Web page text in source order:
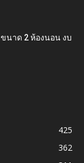
นาด 2 ห้องนอน งบ
425
362